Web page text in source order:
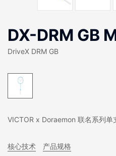
DX-DRM GB
DriveX DRM GB
VICTOR x Doraemon 联名系列单
核心技术 产品规格